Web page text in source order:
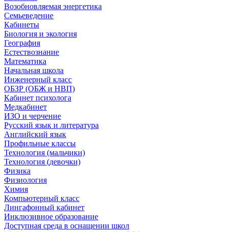
Возобновляемая энергетика
Семьеведение
Кабинеты
Биология и экология
География
Естествознание
Математика
Начальная школа
Инженерный класс
ОБЗР (ОБЖ и НВП)
Кабинет психолога
Медкабинет
ИЗО и черчение
Русский язык и литература
Английский язык
Профильные классы
Технология (мальчики)
Технология (девочки)
Физика
Физиология
Химия
Компьютерный класс
Лингафонный кабинет
Инклюзивное образование
Доступная среда в оснащении школ